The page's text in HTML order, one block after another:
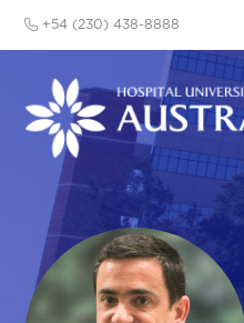
+54 (230) 438-8888